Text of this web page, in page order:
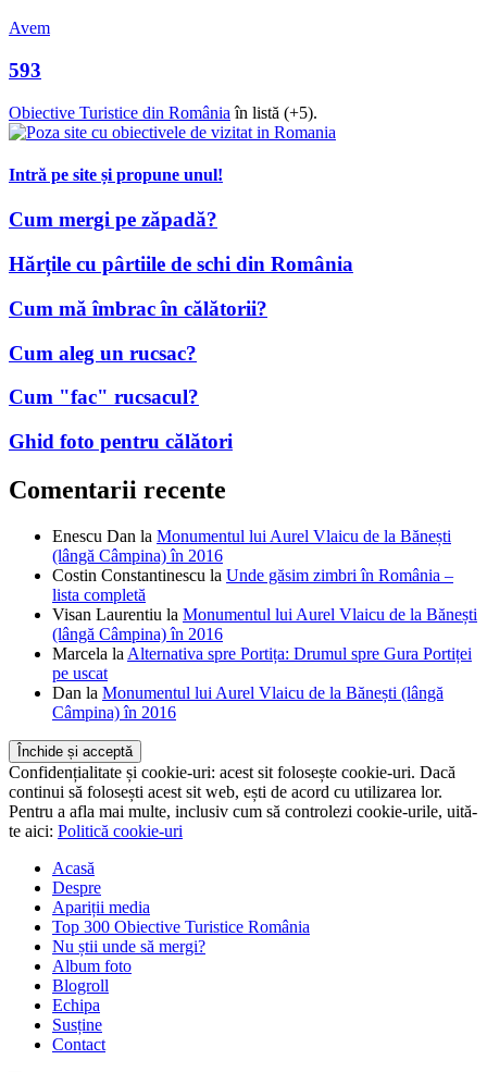
Avem
593
Obiective Turistice din Româniaîn listă (+5).
Intră pe site și propune unul!
Cum mergi pe zăpadă?
Hărțile cu pârtiile de schi din România
Cum mă îmbrac în călătorii?
Cum aleg un rucsac?
Cum "fac" rucsacul?
Ghid foto pentru călători
Comentarii recente
Enescu Dan la Monumentul lui Aurel Vlaicu de la Bănești
(lângă Câmpina) în 2016
Costin Constantinescu la Unde găsim zimbri în România –
lista completă
Visan Laurentiu la Monumentul lui Aurel Vlaicu de la Bănești
(lângă Câmpina) în 2016
Marcela laAlternativa spre Portița: Drumul spre Gura Portiței
pe uscat
Dan la Monumentul lui Aurel Vlaicu de la Bănești (lângă
Câmpina) în 2016
Confidențialitate și cookie-uri: acest sit folosește cookie-uri. Dacă
continui să folosești acest sit web, ești de acord cu utilizarea lor.
Pentru a afla mai multe, inclusiv cum să controlezi cookie-urile, uită-
te aici: Politică cookie-uri
Acasă
Despre
Apariții media
Top 300 Obiective Turistice România
Nu știi unde să mergi?
Album foto
Blogroll
Echipa
Susține
Contact